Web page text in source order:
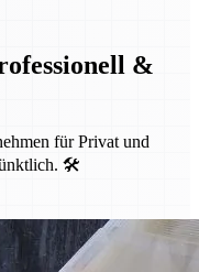
&
für Privat und
🛠️